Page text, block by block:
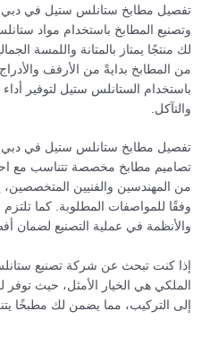
تفصيل مطابخ ستانلس ستيل في
وتصنيع المطابخ باستخدام مواد
لك منتجًا يمتاز بالمتانة واللمسة
من المطابخ بدايةً من الأرفف
باستخدام الستانلس ستيل لتوفير
والتآكل.
تفصيل مطابخ ستانلس ستيل في دبي
تصاميم مطابخ مخصصة تتناسب مع
من المهندسين والفنيين
وفقًا للمواصفات المطلوبة. كما
والأنظمة في عملية التصنيع لضمان
إذا كنت تبحث عن شركة تصنيع
الملكي هي الخيار الأمثل، حيث
إلى التركيب، مما يضمن لك مطبخًا